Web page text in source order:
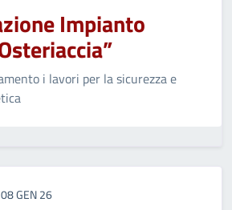
Impianto
i lavori per la sicurezza e
08 GEN 26